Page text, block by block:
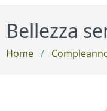
Bellezza
Home /